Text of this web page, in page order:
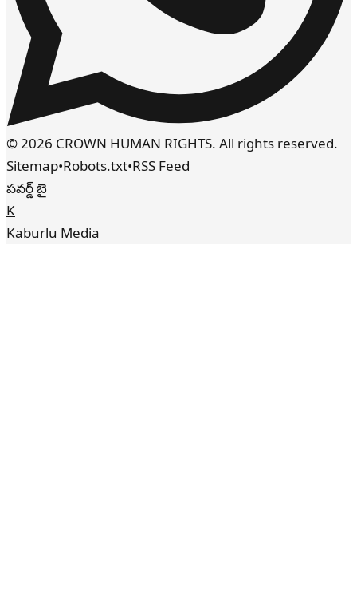
© 2026 CROWN HUMAN RIGHTS. All rights reserved.
Sitemap•Robots.txt•RSS Feed
పవర్డ్ బై
K
Kaburlu Media